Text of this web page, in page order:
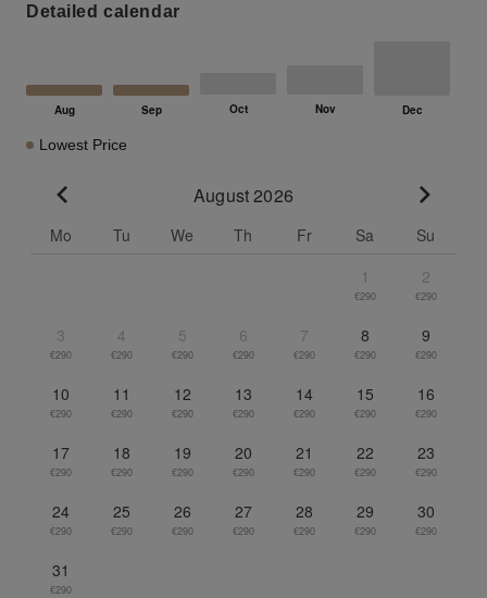
Detailed calendar
Lowest Price
August 2026
Mo Tu We Th Fr Sa
Su
1
€290
2
€290
3
€290
4
€290
5
€290
6
€290
7
€290
8
€290
9
€290
10
€290
11
€290
12
€290
13
€290
14
€290
15
€290
16
€290
17
€290
18
€290
19
€290
20
€290
21
€290
22
€290
23
€290
24
€290
25
€290
26
€290
27
€290
28
€290
29
€290
30
€290
31
€290